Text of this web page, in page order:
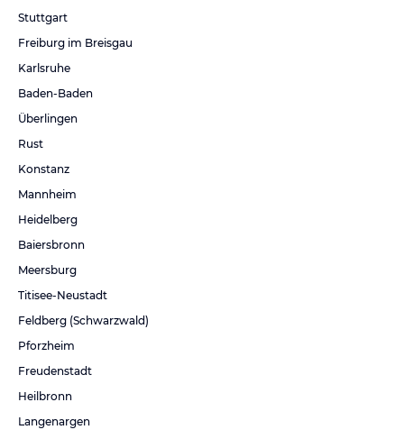
Stuttgart
Freiburg im Breisgau
Karlsruhe
Baden-Baden
Überlingen
Rust
Konstanz
Mannheim
Heidelberg
Baiersbronn
Meersburg
Titisee-Neustadt
Feldberg (Schwarzwald)
Pforzheim
Freudenstadt
Heilbronn
Langenargen